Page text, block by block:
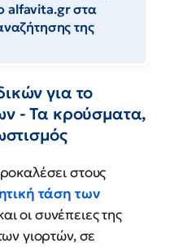
alfavita.gr στα
της
για το
- Τα κρούσματα,
στους
τάση των
οι συνέπειες της
γιορτών, σε